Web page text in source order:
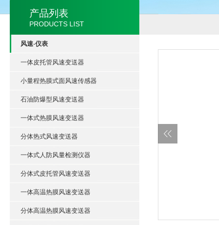
产品列表
PRODUCTS LIST
风速-仪表
一体皮托管风速变送器
小量程热膜式面风速传感器
石油防爆型风速变送器
一体式热膜风速变送器
分体热式风速变送器
一体式人防风量检测仪器
分体式皮托管风速变送器
一体高温热膜风速变送器
分体高温热膜风速变送器